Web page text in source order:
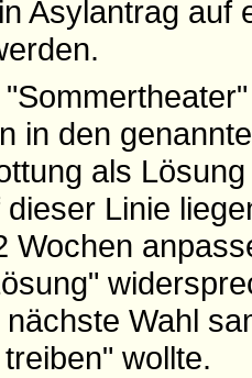
Asylantrag auf
in den
als
Linie
Wochen
Wahl
wollte.